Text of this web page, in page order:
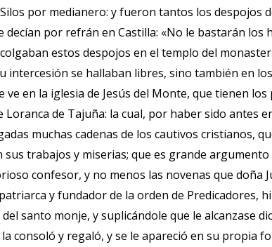
por medianero: y fueron tantos los despojos
decían por refrán en Castilla: «No le bastarán los
estos despojos en el templo del
intercesión se hallaban libres, sino también en
ve en la iglesia de Jesús del Monte, que tienen
Loranca de Tajuña: la cual, por haber sido antes
muchas cadenas de los cautivos cristianos,
trabajos y miserias; que es grande
confesor, y no menos las novenas que doña
y fundador de la orden de Predicadores,
santo monje, y suplicándole que le alcanzase
consoló y regaló, y se le apareció en su propia